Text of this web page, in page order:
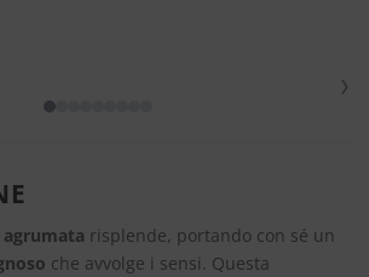
›
risplende, portando con sé un
che avvolge i sensi. Questa